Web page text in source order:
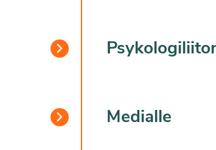
Medialle